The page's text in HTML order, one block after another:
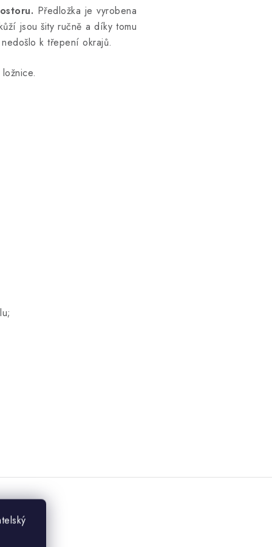
Předložka je vyrobena
jsou šity ručně a díky tomu
k třepení okrajů.